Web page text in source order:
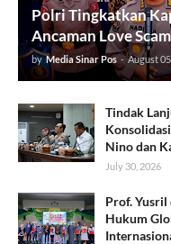
Polri Tingkatkan
Ancaman Love
by Media Sinar Pos - August
Tindak
Nino dan
July 30, 2026
Prof. Yusril
Hukum